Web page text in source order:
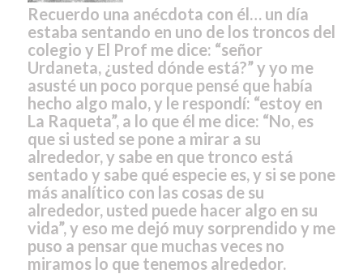
Recuerdo una anécdota con él… un día
estaba sentando en uno de los troncos del
colegio y El Prof me dice: “señor
Urdaneta, ¿usted dónde está?” y yo me
asusté un poco porque pensé que había
hecho algo malo, y le respondí: “estoy en
La Raqueta”, a lo que él me dice: “No, es
que si usted se pone a mirar a su
alrededor, y sabe en que tronco está
sentado y sabe qué especie es, y si se pone
más analítico con las cosas de su
alrededor, usted puede hacer algo en su
vida”, y eso me dejó muy sorprendido y me
puso a pensar que muchas veces no
miramos lo que tenemos alrededor.